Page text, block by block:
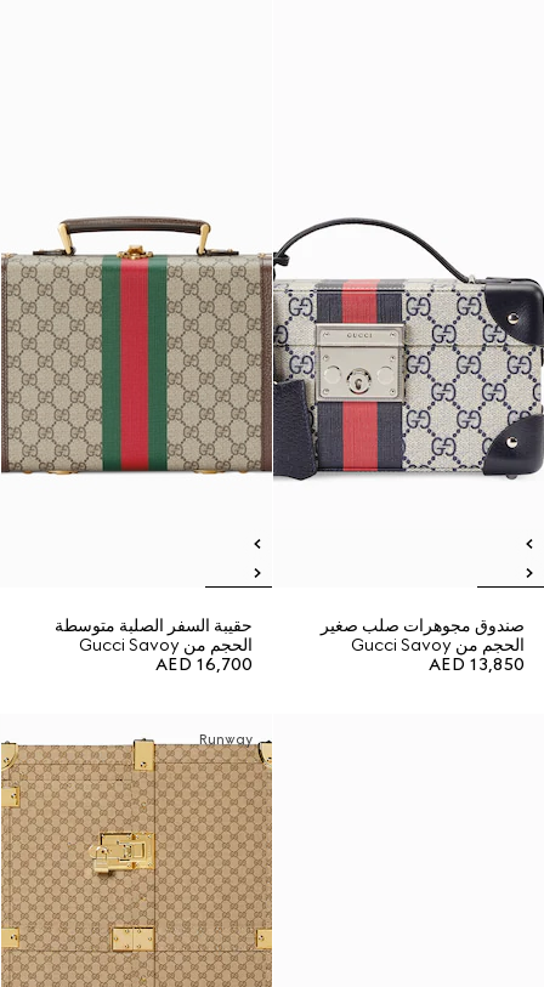
صندوق مجوهرات صلب صغير
الحجم من Gucci Savoy
AED 13,850
حقيبة السفر الصلبة متوسطة
الحجم من Gucci Savoy
AED 16,700
Runway